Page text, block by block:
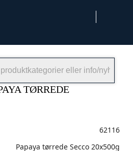
TØRREDE
62116
Papaya tørrede Secco 20x500g